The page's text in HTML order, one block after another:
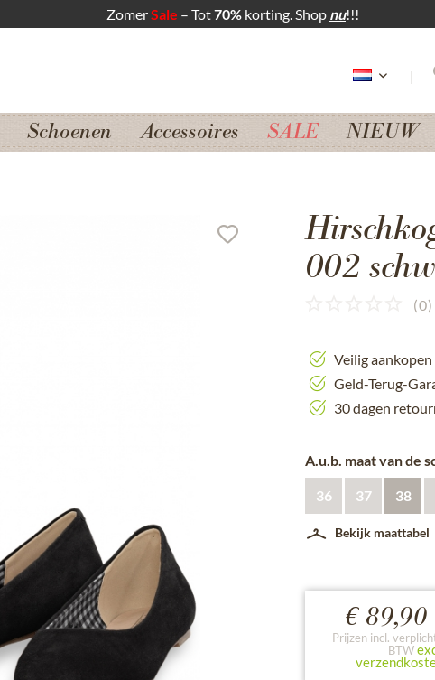
ZomerSale – Tot70% korting. Shop nu!!!
Schoenen Accessoires SALE NIEUW
002
(0)
Veilig aankopen
Geld-Terug-
30 dagen
A.u.b. maat van de
36 37 38
Bekijk maattabel
€ 89,90
Prijzen incl.
BTW